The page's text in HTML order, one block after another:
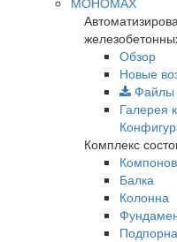
Обзор
Новые
Файлы
Галерея
Комплекс
Балка
Колонна